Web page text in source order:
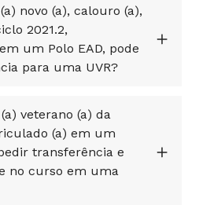
novo (a), calouro (a),
2021.2,
um Polo EAD, pode
para uma UVR?
veterano (a) da
(a) em um
transferência e
no curso em uma